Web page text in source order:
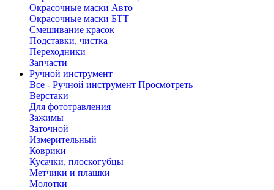
Окрасочные маски Авто
Окрасочные маски БТТ
Смешивание красок
Подставки, чистка
Переходники
Запчасти
Ручной инструмент
Все - Ручной инструмент Просмотреть
Верстаки
Для фототравления
Зажимы
Заточной
Измерительный
Коврики
Кусачки, плоскогубцы
Метчики и плашки
Молотки